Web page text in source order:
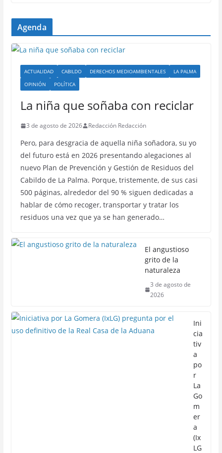
Agenda
ACTUALIDAD CABILDO DERECHOS MEDIOAMBIENTALES
LA PALMA
OPINIÓN
POLÍTICA
La niña que soñaba con reciclar
3 de agosto de 2026 Redacción Redacción
Pero, para desgracia de aquella niña soñadora, su yo
del futuro está en 2026 presentando alegaciones al
nuevo Plan de Prevención y Gestión de Residuos del
Cabildo de La Palma. Porque, tristemente, de sus casi
500 páginas, alrededor del 90 % siguen dedicadas a
hablar de cómo recoger, transportar y tratar los
residuos una vez que ya se han generado…
El angustioso
grito de la
naturaleza
3 de agosto de
2026
Ini
cia
tiv
a
po
r
La
Go
m
er
a
(Ix
LG